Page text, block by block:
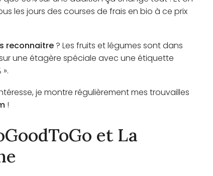
les jours des courses de frais en bio à ce prix
reconnaitre ? Les fruits et légumes sont dans
une étagère spéciale avec une étiquette
je montre régulièrement mes trouvailles
!
et La